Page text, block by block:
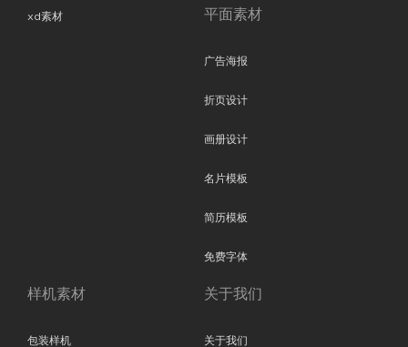
xd素材 平面素材
广告海报
折页设计
画册设计
名片模板
简历模板
免费字体
样机素材
包装样机
关于我们
关于我们